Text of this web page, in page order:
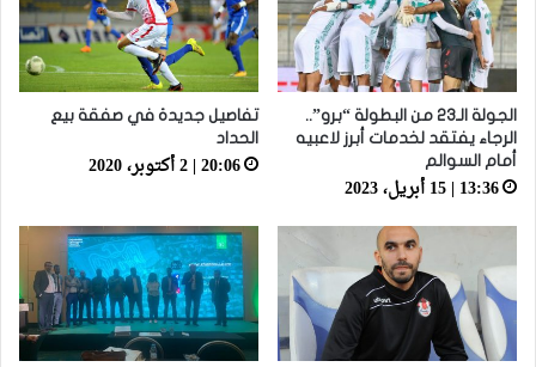
الجولة الـ23 من البطولة “برو”..
الرجاء يفتقد لخدمات أبرز لاعبيه
أمام السوالم
13:36 | 15 أبريل، 2023
تفاصيل جديدة في صفقة بيع
الحداد
20:06 | 2 أكتوبر، 2020